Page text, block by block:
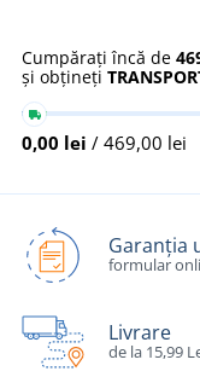
Cumpărați încă de
și obțineți
0,00 lei / 469,00 lei
Garanția
formular
Livrare
de la 15,99